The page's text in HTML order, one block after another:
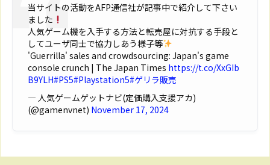
当サイトの活動をAFP通信社が記事中で紹介して下さい
ました
人気ゲーム機を入手する方法と転売屋に対抗する手段と
してユーザ同士で協力しあう様子等
'Guerrilla' sales and crowdsourcing: Japan's game
console crunch | The Japan Times https://t.co/XxGIb
B9YLH#PS5#Playstation5#ゲリラ販売
— 人気ゲームゲットナビ(定価購入支援アカ)
(@gamenvnet) November 17, 2024